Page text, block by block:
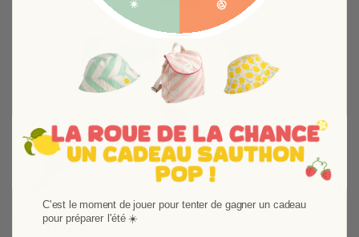
Balle Lazare
Suivant
C'est le moment de jouer pour tenter de gagner un cadeau
pour préparer l'été ☀️